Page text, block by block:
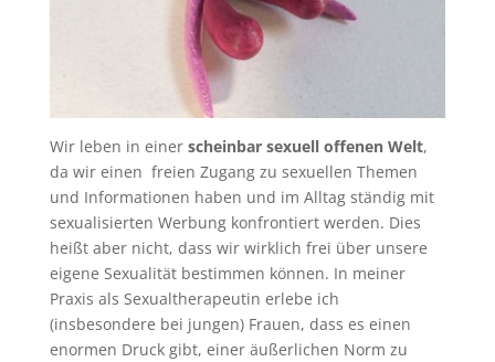
Wir leben in einerscheinbar sexuell offenen Welt,
da wir einen freien Zugang zu sexuellen Themen
und Informationen haben und im Alltag ständig mit
sexualisierten Werbung konfrontiert werden. Dies
heißt aber nicht, dass wir wirklich frei über unsere
eigene Sexualität bestimmen können. In meiner
Praxis als Sexualtherapeutin erlebe ich
(insbesondere bei jungen) Frauen, dass es einen
enormen Druck gibt, einer äußerlichen Norm zu